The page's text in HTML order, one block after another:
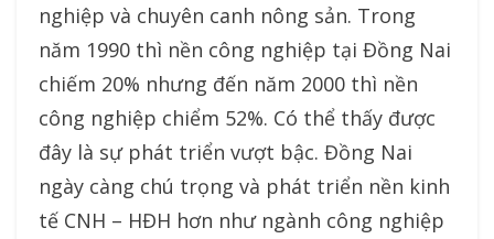
nghiệp và chuyên canh nông sản. Trong
năm 1990 thì nền công nghiệp tại Đồng Nai
chiếm 20% nhưng đến năm 2000 thì nền
công nghiệp chiểm 52%. Có thể thấy được
đây là sự phát triển vượt bậc. Đồng Nai
ngày càng chú trọng và phát triển nền kinh
tế CNH – HĐH hơn như ngành công nghiệp